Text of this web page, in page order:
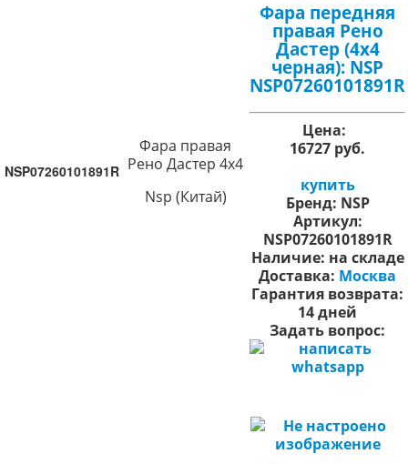
NSP07260101891R
Фара правая
Рено Дастер 4х4
Nsp (Китай)
Фара передняя
правая Рено
Дастер (4х4
черная): NSP
NSP07260101891R
Цена:
16727 руб.
купить
Бренд: NSP
Артикул:
NSP07260101891R
Наличие: на складе
Доставка: Москва
Гарантия возврата:
14 дней
Задать вопрос: